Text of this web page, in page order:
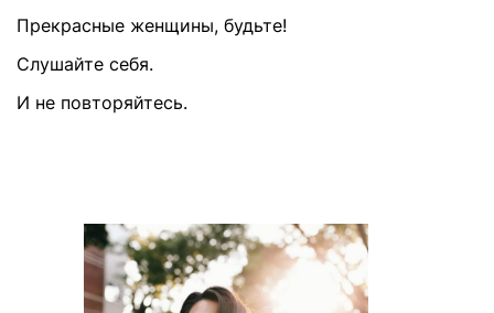
Прекрасные женщины, будьте!
Слушайте себя.
И не повторяйтесь.